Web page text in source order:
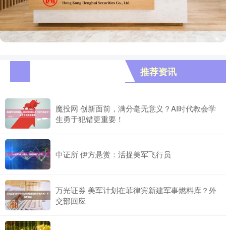
推荐资讯
魔投网 创新面前，满分毫无意义？AI时代教会学
生勇于犯错更重要！
中证所 伊方悬赏：活捉美军飞行员
万光证券 美军计划在菲律宾新建军事燃料库？外
交部回应